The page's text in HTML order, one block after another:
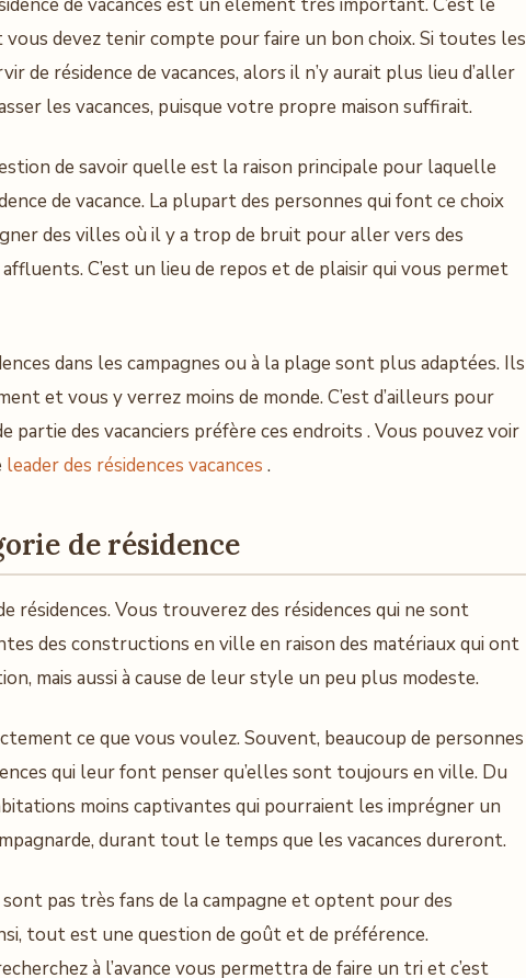
devez tenir compte pour faire un bon choix. Si toutes les
de résidence de vacances, alors il n’y aurait plus lieu d’aller
les vacances, puisque votre propre maison suffirait.
de savoir quelle est la raison principale pour laquelle
de vacance. La plupart des personnes qui font ce choix
des villes où il y a trop de bruit pour aller vers des
C’est un lieu de repos et de plaisir qui vous permet
dans les campagnes ou à la plage sont plus adaptées. Ils
et vous y verrez moins de monde. C’est d’ailleurs pour
partie des vacanciers préfère ces endroits . Vous pouvez voir
leader des résidences vacances .
de résidence
résidences. Vous trouverez des résidences qui ne sont
des constructions en ville en raison des matériaux qui ont
mais aussi à cause de leur style un peu plus modeste.
ce que vous voulez. Souvent, beaucoup de personnes
qui leur font penser qu’elles sont toujours en ville. Du
moins captivantes qui pourraient les imprégner un
durant tout le temps que les vacances dureront.
sont pas très fans de la campagne et optent pour des
tout est une question de goût et de préférence.
à l’avance vous permettra de faire un tri et c’est